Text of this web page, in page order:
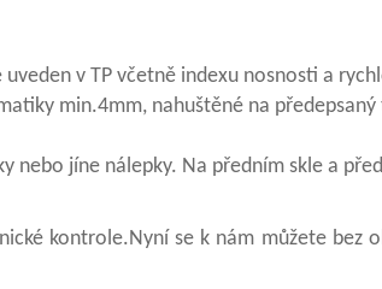
v TP včetně indexu nosnosti a
min.4mm, nahuštěné na předepsaný
nebo jíne nálepky. Na předním skle a
kontrole.Nyní se k nám můžete bez